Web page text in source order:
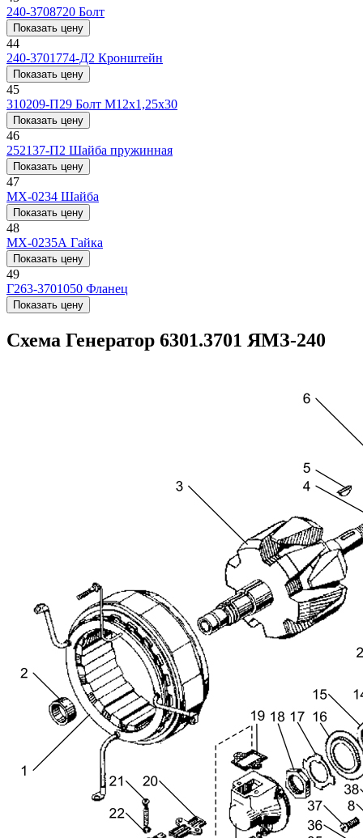
240-3708720 Болт
Показать цену
44
240-3701774-Д2 Кронштейн
Показать цену
45
310209-П29 Болт М12х1,25х30
Показать цену
46
252137-П2 Шайба пружинная
Показать цену
47
МХ-0234 Шайба
Показать цену
48
МХ-0235А Гайка
Показать цену
49
Г263-3701050 Фланец
Показать цену
Схема Генератор 6301.3701 ЯМЗ-240